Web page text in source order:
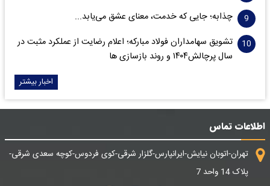
چذابه؛ جایی که خدمت، معنای عشق می‌یابد...
تشویق سهامداران فولاد مبارکه؛ اعلام رضایت از عملکرد مثبت در
سال پرچالش۱۴۰۴ و روند بازسازی ها
اخبار بیشتر
اطلاعات تماس
تهران-اتوبان نیایش-ایرانپارس-گلزار شرقی-کوی فردوس-کوچه سعدی شرقی-
پلاک 14 واحد 7